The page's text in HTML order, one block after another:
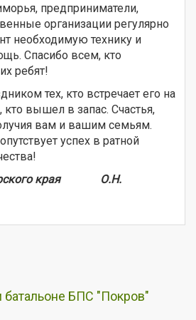
предприниматели,
организации регулярно
необходимую технику и
Спасибо всем, кто
ребят!
тех, кто встречает его на
кто вышел в запас. Счастья,
вам и вашим семьям.
успех в ратной
края О.Н.
батальоне БПС "Покров"